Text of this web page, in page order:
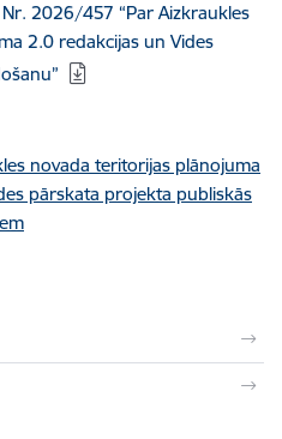
2026/457 “Par Aizkraukles
2.0 redakcijas un Vides
novada teritorijas plānojuma
pārskata projekta publiskās